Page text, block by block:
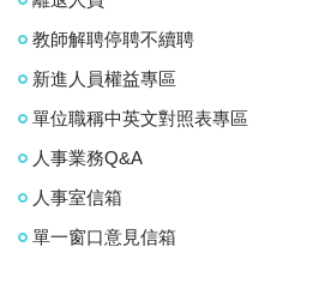
教師解聘停聘不續聘
新進人員權益專區
單位職稱中英文對照表專區
人事業務Q&A
人事室信箱
單一窗口意見信箱